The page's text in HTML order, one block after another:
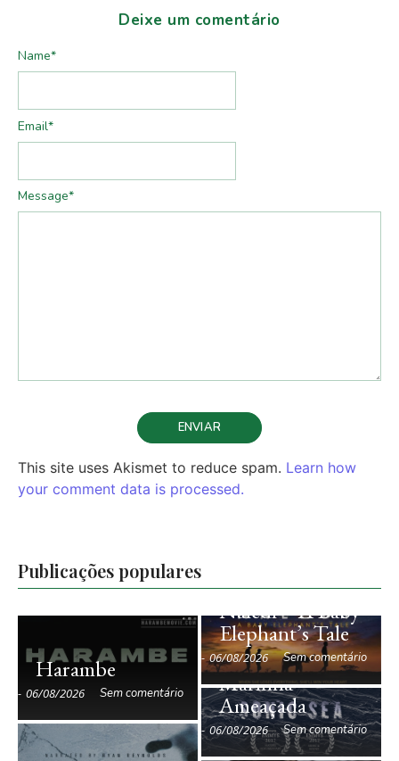
Deixe um comentário
Message*
Name*
Email*
This site uses Akismet to reduce spam. Learn how
your comment data is processed.
Publicações populares
Harambe
- 06/08/2026 Sem comentário
Naledi – A Baby
Elephant’s Tale
- 06/08/2026 Sem comentário
Sonic Sea –
Ruídos no
Oceano: Vida
Marinha
Ameaçada
- 06/08/2026 Sem comentário